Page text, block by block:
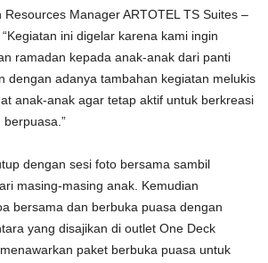
Manager ARTOTEL TS Suites –
ini digelar karena kami ingin
ramadan kepada anak-anak dari panti
dengan adanya tambahan kegiatan melukis
anak-anak agar tetap aktif untuk berkreasi
dengan sesi foto bersama sambil
masing-masing anak. Kemudian
bersama dan berbuka puasa dengan
yang disajikan di outlet One Deck
paket berbuka puasa untuk